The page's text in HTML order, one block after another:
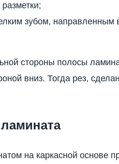
зубом, направленным
стороны полосы
вниз. Тогда рез,
на каркасной основе